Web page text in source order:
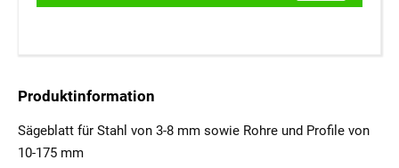
Produktinformation
Sägeblatt für Stahl von 3-8 mm sowie Rohre und Profile von
10-175 mm